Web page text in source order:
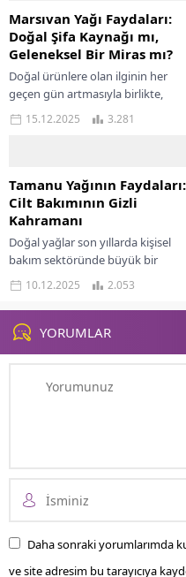
Marsıvan Yağı Faydaları:
Doğal Şifa Kaynağı mı,
Geleneksel Bir Miras mı?
Doğal ürünlere olan ilginin her
geçen gün artmasıyla birlikte,
yüzyıllardır geleneksel tıpta
kullanılan yağlar yeniden gündeme
15.12.2025 3.281
Tamanu Yağının Faydaları:
Cilt Bakımının Gizli
Kahramanı
Doğal yağlar son yıllarda kişisel
bakım sektöründe büyük bir
yükseliş yaşıyor. Bu yağlar arasında
tamanu yağı, iyileştirici özellikleri
ve güçlü...
10.12.2025 2.053
YORUMLAR
Daha sonraki yorumlarımda
ve site adresim bu tarayıcıya